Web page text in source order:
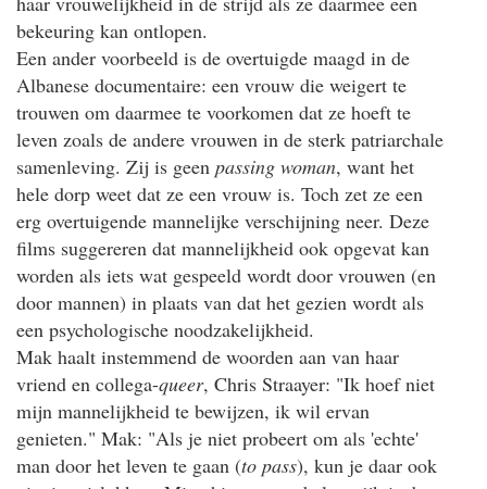
bekeuring kan ontlopen.
Een ander voorbeeld is de overtuigde maagd in de
Albanese documentaire: een vrouw die weigert te
trouwen om daarmee te voorkomen dat ze hoeft te
leven zoals de andere vrouwen in de sterk patriarchale
samenleving. Zij is geen passing woman, want het
hele dorp weet dat ze een vrouw is. Toch zet ze een
erg overtuigende mannelijke verschijning neer. Deze
films suggereren dat mannelijkheid ook opgevat kan
worden als iets wat gespeeld wordt door vrouwen (en
door mannen) in plaats van dat het gezien wordt als
een psychologische noodzakelijkheid.
Mak haalt instemmend de woorden aan van haar
vriend en collega-queer, Chris Straayer: "Ik hoef niet
mijn mannelijkheid te bewijzen, ik wil ervan
genieten." Mak: "Als je niet probeert om als 'echte'
man door het leven te gaan (to pass), kun je daar ook